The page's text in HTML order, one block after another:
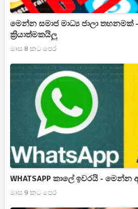
මෙන්න සමාජ මාධ්‍ය ජාලා තහනමක්
ක්‍රියාත්මකයිලු
මාස 8 කට පෙර
WHATSAPP කාලේ ඉවරයි -
මාස 9 කට පෙර